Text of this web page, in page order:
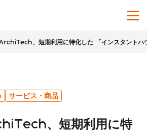
、短期利用に特化した 「インスタントハ
サービス・商品
、短期利用に特